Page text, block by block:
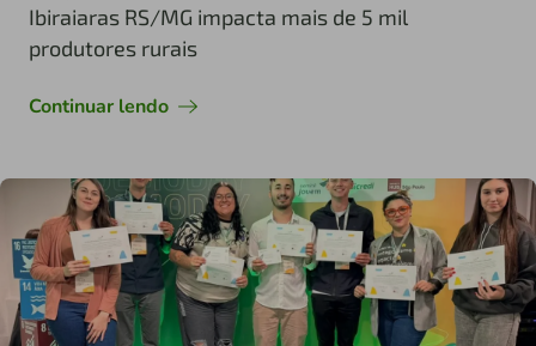
Ibiraiaras RS/MG impacta mais de 5 mil
produtores rurais
Continuar lendo